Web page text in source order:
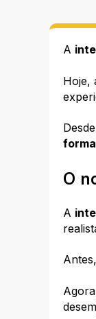
A
Hoje,
O
A